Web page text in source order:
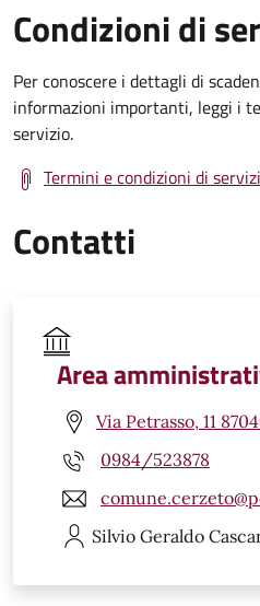
Condizioni di
Per conoscere i dettagli di
informazioni importanti, leggi i
servizio.
Termini e condizioni di
Contatti
Area
Via Petrasso, 11
0984/523878
Silvio Geraldo